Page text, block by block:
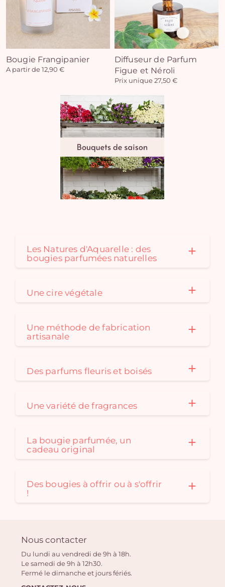
Bougie Frangipanier
A partir de 12,90 €
Diffuseur de Parfum
Figue et Néroli
Prix unique 27,50 €
Les Natures d'Aquarelle : des
bougies parfumées naturelles
Une cire végétale
Une méthode de fabrication
artisanale
Des parfums fleuris et boisés
Une variété de fragrances
La bougie parfumée, un
cadeau original
Des bougies à offrir ou à s'offrir
!
Nous contacter
Du lundi au vendredi de 9h à 18h.
Le samedi de 9h à 12h30.
Fermé le dimanche et jours fériés.